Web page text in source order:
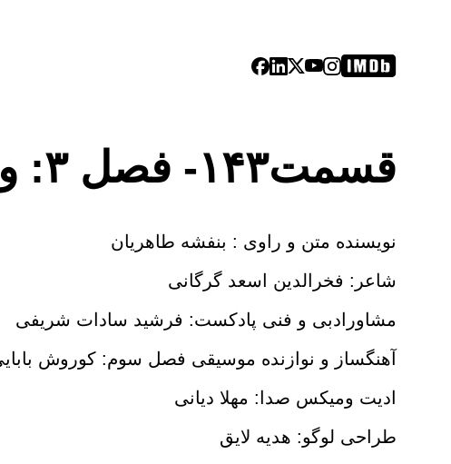
قسمت۱۴۳- فصل ۳: ویس و رامین |مذاکرات ویس و دایه (۳)
نویسنده متن و راوی : بنفشه طاهریان
شاعر: فخرالدین اسعد گرگانی
مشاورادبی و فنی پادکست: فرشید سادات شریفی
آهنگساز و نوازنده موسیقی فصل سوم: کوروش
ادیت ومیکس صدا: مهلا دیانی
طراحی لوگو: هدیه لایق